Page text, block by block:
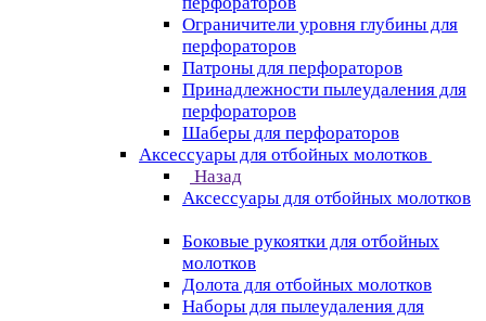
Ограничители уровня глубины для
перфораторов
Патроны для перфораторов
Принадлежности пылеудаления для
перфораторов
Шаберы для перфораторов
Аксессуары для отбойных молотков
Назад
Аксессуары для отбойных молотков
Боковые рукоятки для отбойных
молотков
Долота для отбойных молотков
Наборы для пылеудаления для